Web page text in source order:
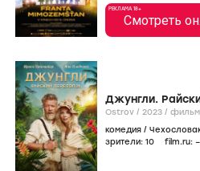
РЕКЛАМА 18+
Смотреть
Джунгли.
Ostrov / 2023 / фильм
комедия /
зрители: 10 film.ru: –